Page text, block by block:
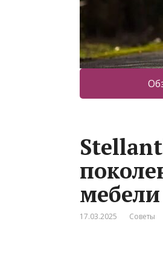
17.03.2025 Советы